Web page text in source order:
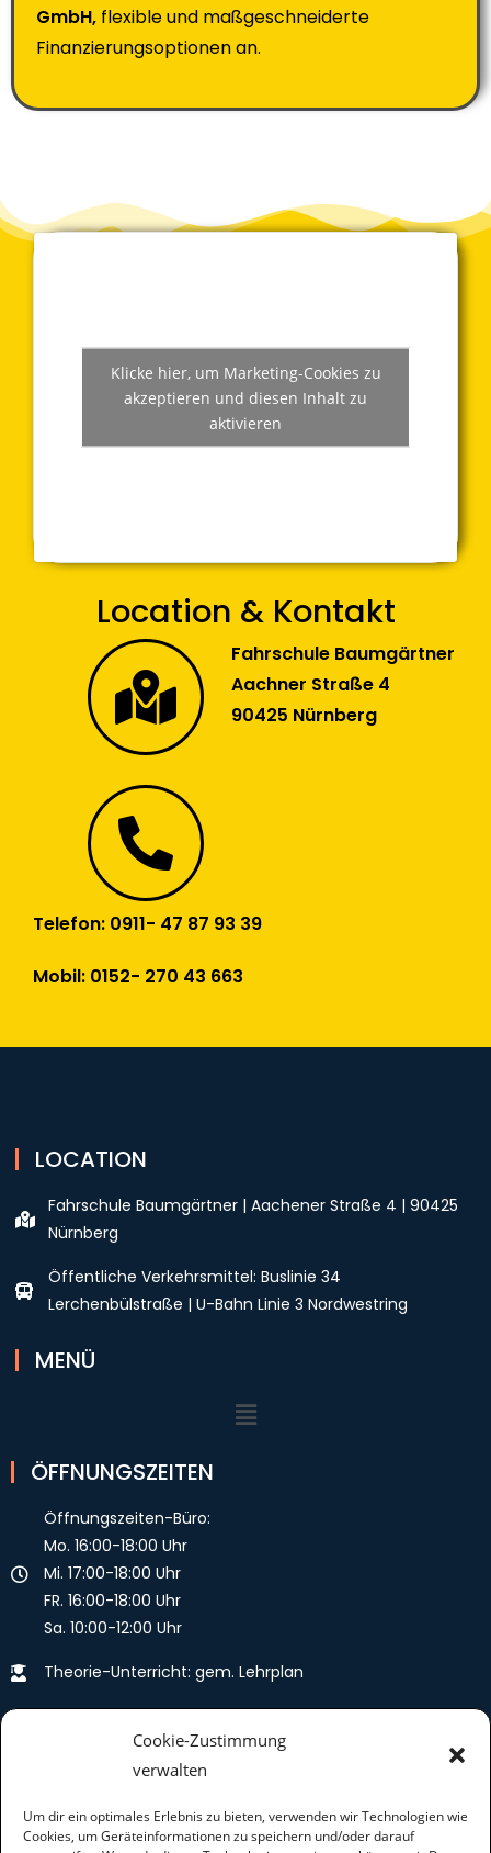
Cookie-Zustimmung
verwalten
Um dir ein optimales Erlebnis zu bieten, verwenden wir Technologien wie
Cookies, um Geräteinformationen zu speichern und/oder darauf
GmbH, flexible und maßgeschneiderte
Finanzierungsoptionen an.
Klicke hier, um Marketing-Cookies zu
akzeptieren und diesen Inhalt zu
aktivieren
Location & Kontakt
Fahrschule Baumgärtner
Aachner Straße 4
90425 Nürnberg
Telefon: 0911- 47 87 93 39
Mobil: 0152- 270 43 663
LOCATION
Fahrschule Baumgärtner | Aachener Straße 4 | 90425
Nürnberg
Öffentliche Verkehrsmittel: Buslinie 34
Lerchenbülstraße | U-Bahn Linie 3 Nordwestring
MENÜ
ÖFFNUNGSZEITEN
Öffnungszeiten-Büro:
Mo. 16:00-18:00 Uhr
Mi. 17:00-18:00 Uhr
FR. 16:00-18:00 Uhr
Sa. 10:00-12:00 Uhr
Theorie-Unterricht: gem. Lehrplan
0911- 47 87 93 39
info@fs-baumgaertner.de